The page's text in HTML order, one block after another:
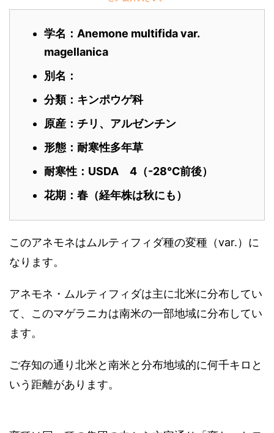
学名：Anemone multifida var.
magellanica
別名：
分類：キンポウゲ科
原産：チリ、アルゼンチン
形態：耐寒性多年草
耐寒性：USDA 4（-28℃前後）
花期：春（経年株は秋にも）
このアネモネはムルティフィダ種の変種（var.）に
なります。
アネモネ・ムルティフィダは主に北米に分布してい
て、このマゲラニカは南米の一部地域に分布してい
ます。
ご存知の通り北米と南米と分布地域的に何千キロと
いう距離があります。